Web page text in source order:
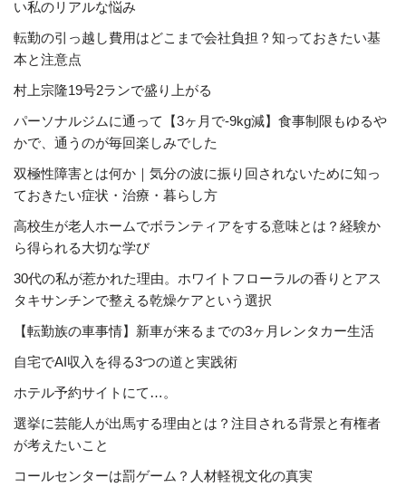
い私のリアルな悩み
転勤の引っ越し費用はどこまで会社負担？知っておきたい基
本と注意点
村上宗隆19号2ランで盛り上がる
パーソナルジムに通って【3ヶ月で-9kg減】食事制限もゆるや
かで、通うのが毎回楽しみでした
双極性障害とは何か｜気分の波に振り回されないために知っ
ておきたい症状・治療・暮らし方
高校生が老人ホームでボランティアをする意味とは？経験か
ら得られる大切な学び
30代の私が惹かれた理由。ホワイトフローラルの香りとアス
タキサンチンで整える乾燥ケアという選択
【転勤族の車事情】新車が来るまでの3ヶ月レンタカー生活
自宅でAI収入を得る3つの道と実践術
ホテル予約サイトにて…。
選挙に芸能人が出馬する理由とは？注目される背景と有権者
が考えたいこと
コールセンターは罰ゲーム？人材軽視文化の真実